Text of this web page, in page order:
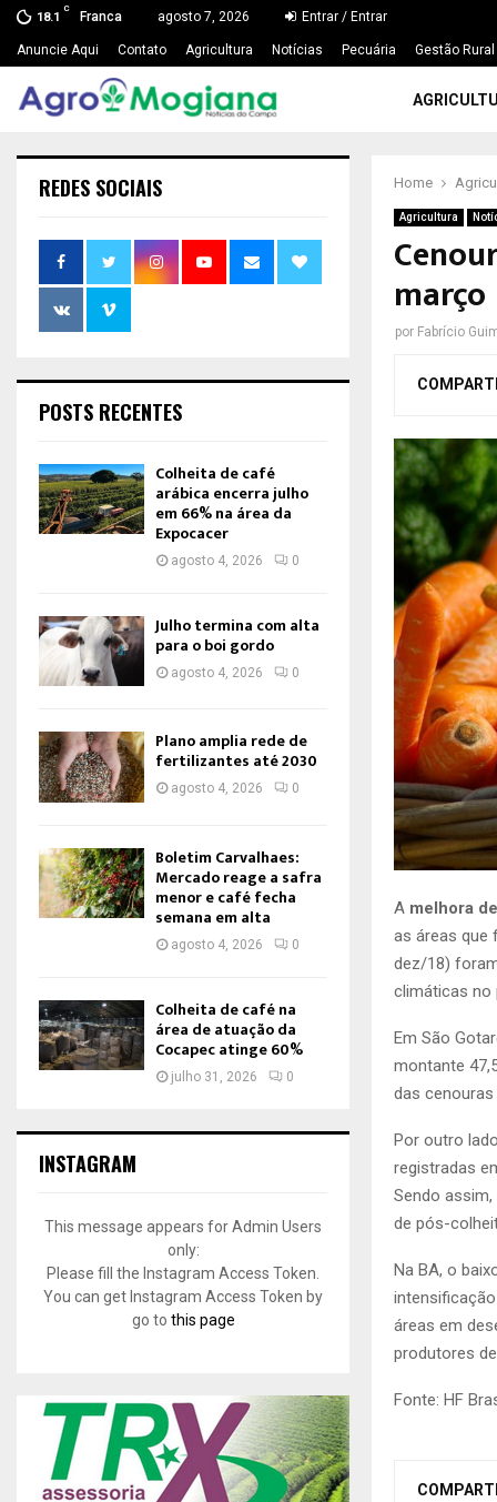
18.1
C
Franca agosto 7, 2026 Entrar / Entrar
Anuncie Aqui Contato Agricultura Notícias Pecuária Gestão Rural
Home
Agricultura
março
por Fabrício
A melhora
as áreas que
dez/18)
climáticas no
Em São
montante
das
Por outro
registradas
Sendo
de pós-
Na BA, o
áreas em
produtores
Fonte: HF
REDES SOCIAIS
POSTS RECENTES
Colheita de café
arábica encerra julho
em 66% na área da
Expocacer
agosto 4, 2026 0
Julho termina com alta
para o boi gordo
agosto 4, 2026 0
Plano amplia rede de
fertilizantes até 2030
agosto 4, 2026 0
Boletim Carvalhaes:
Mercado reage a safra
menor e café fecha
semana em alta
agosto 4, 2026 0
Colheita de café na
área de atuação da
Cocapec atinge 60%
julho 31, 2026 0
INSTAGRAM
This message appears for Admin Users
only:
Please fill the Instagram Access Token.
You can get Instagram Access Token by
go to this page